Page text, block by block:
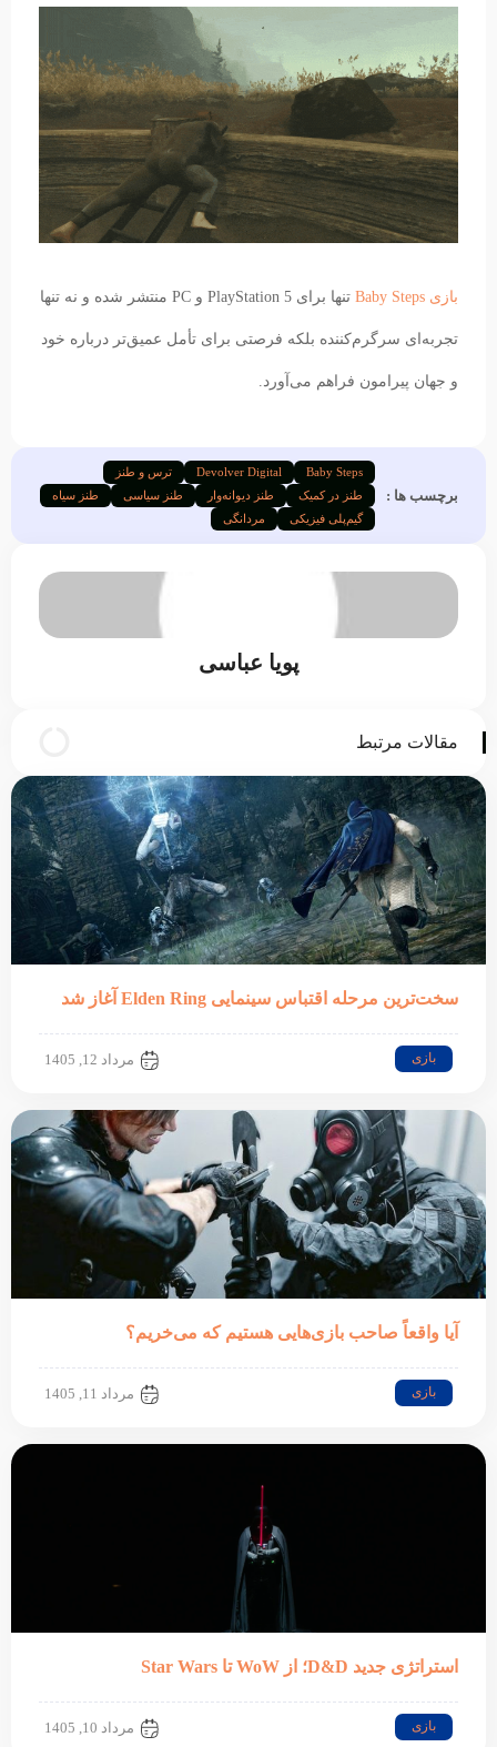
بازی Baby Steps تنها برای PlayStation 5 و PC منتشر شده و نه تنها
تجربه‌ای سرگرم‌کننده بلکه فرصتی برای تأمل عمیق‌تر درباره خود
و جهان پیرامون فراهم می‌آورد.
برچسب ها :
Baby Steps
Devolver Digital
ترس و طنز
طنز در کمیک
طنز دیوانه‌وار طنز سیاسی
طنز سیاه
گیم‌پلی فیزیکی
مردانگی
پویا عباسی
مقالات مرتبط
سخت‌ترین مرحله اقتباس سینمایی Elden Ring آغاز شد
بازی مرداد 12, 1405
آیا واقعاً صاحب بازی‌هایی هستیم که می‌خریم؟
بازی مرداد 11, 1405
استراتژی جدید D&D؛ از WoW تا Star Wars
بازی مرداد 10, 1405